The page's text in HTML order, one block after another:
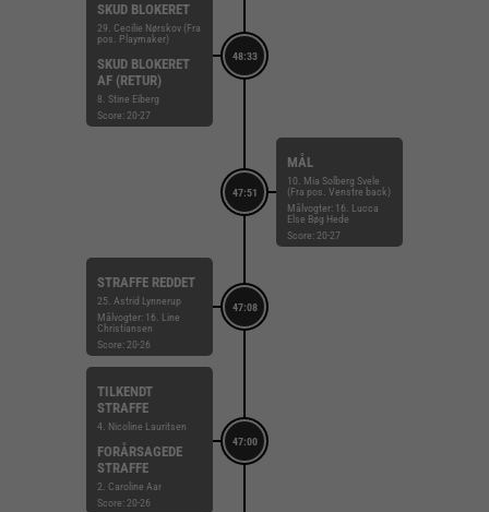
48:33
SKUD BLOKERET
29. Cecilie Nørskov (Fra
pos. Playmaker)
SKUD BLOKERET
AF (RETUR)
8. Stine Eiberg
Score: 20-27
47:51
MÅL
10. Mia Solberg Svele
(Fra pos. Venstre back)
Målvogter: 16. Lucca
Else Bøg Hede
Score: 20-27
47:08
STRAFFE REDDET
25. Astrid Lynnerup
Målvogter: 16. Line
Christiansen
Score: 20-26
47:00
TILKENDT
STRAFFE
4. Nicoline Lauritsen
FORÅRSAGEDE
STRAFFE
2. Caroline Aar
Score: 20-26